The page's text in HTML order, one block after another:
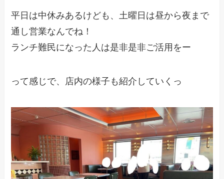
平日は中休みあるけども、土曜日は昼から夜まで
通し営業なんでね！
ランチ難民になった人は是非是非ご活用をー
って感じで、店内の様子も紹介していくっ